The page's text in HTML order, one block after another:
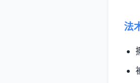
法